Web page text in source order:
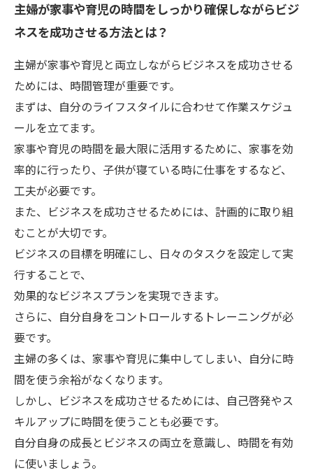
主婦が家事や育児の時間をしっかり確保しながらビジ
ネスを成功させる方法とは？
主婦が家事や育児と両立しながらビジネスを成功させる
ためには、時間管理が重要です。
まずは、自分のライフスタイルに合わせて作業スケジュ
ールを立てます。
家事や育児の時間を最大限に活用するために、家事を効
率的に行ったり、子供が寝ている時に仕事をするなど、
工夫が必要です。
また、ビジネスを成功させるためには、計画的に取り組
むことが大切です。
ビジネスの目標を明確にし、日々のタスクを設定して実
行することで、
効果的なビジネスプランを実現できます。
さらに、自分自身をコントロールするトレーニングが必
要です。
主婦の多くは、家事や育児に集中してしまい、自分に時
間を使う余裕がなくなります。
しかし、ビジネスを成功させるためには、自己啓発やス
キルアップに時間を使うことも必要です。
自分自身の成長とビジネスの両立を意識し、時間を有効
に使いましょう。